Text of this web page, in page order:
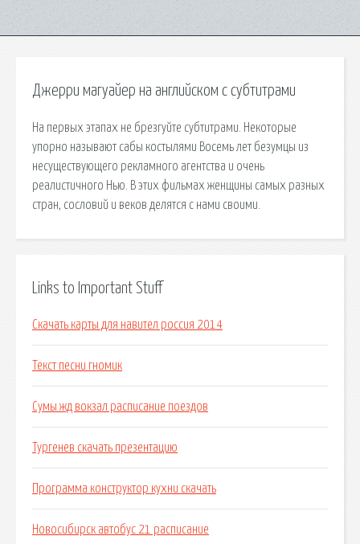
Джерри магуайер на английском с субтитрами
На первых этапах не брезгуйте субтитрами. Некоторые
упорно называют сабы костылями Восемь лет безумцы из
несуществующего рекламного агентства и очень
реалистичного Нью. В этих фильмах женщины самых разных
стран, сословий и веков делятся с нами своими.
Links to Important Stuff
Скачать карты для навител россия 2014
Текст песни гномик
Сумы жд вокзал расписание поездов
Тургенев скачать презентацию
Программа конструктор кухни скачать
Новосибирск автобус 21 расписание